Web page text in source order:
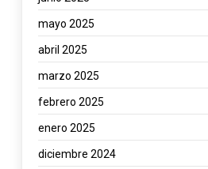
mayo 2025
abril 2025
marzo 2025
febrero 2025
enero 2025
diciembre 2024